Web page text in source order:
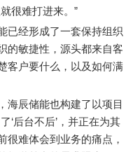
很难打进来。”
经形成了一套保持组织
的敏捷性，源头都来自客
客户要什么，以及如何满
辰储能也构建了以项目
‘后台不后’，并正在为其
很难体会到业务的痛点，